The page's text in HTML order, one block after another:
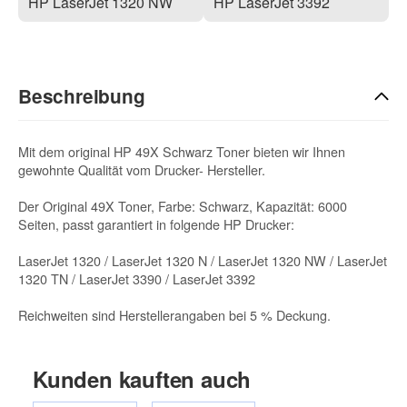
Beschreibung
Mit dem original HP 49X Schwarz Toner bieten wir Ihnen
gewohnte Qualität vom Drucker- Hersteller.
Der Original 49X Toner, Farbe: Schwarz, Kapazität: 6000
Seiten, passt garantiert in folgende HP Drucker:
LaserJet 1320 / LaserJet 1320 N / LaserJet 1320 NW / LaserJet
1320 TN / LaserJet 3390 / LaserJet 3392
Reichweiten sind Herstellerangaben bei 5 % Deckung.
Kunden kauften auch